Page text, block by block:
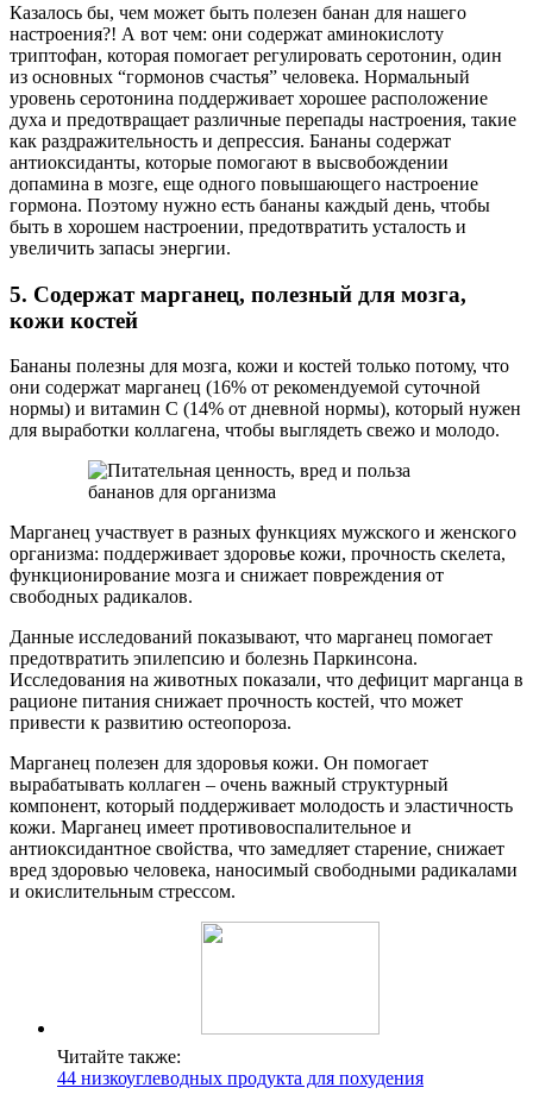
Казалось бы, чем может быть полезен банан для нашего
настроения?! А вот чем: они содержат аминокислоту
триптофан, которая помогает регулировать серотонин, один
из основных “гормонов счастья” человека. Нормальный
уровень серотонина поддерживает хорошее расположение
духа и предотвращает различные перепады настроения, такие
как раздражительность и депрессия. Бананы содержат
антиоксиданты, которые помогают в высвобождении
допамина в мозге, еще одного повышающего настроение
гормона. Поэтому нужно есть бананы каждый день, чтобы
быть в хорошем настроении, предотвратить усталость и
увеличить запасы энергии.
5. Содержат марганец, полезный для мозга,
кожи костей
Бананы полезны для мозга, кожи и костей только потому, что
они содержат марганец (16% от рекомендуемой суточной
нормы) и витамин С (14% от дневной нормы), который нужен
для выработки коллагена, чтобы выглядеть свежо и молодо.
Марганец участвует в разных функциях мужского и женского
организма: поддерживает здоровье кожи, прочность скелета,
функционирование мозга и снижает повреждения от
свободных радикалов.
Данные исследований показывают, что марганец помогает
предотвратить эпилепсию и болезнь Паркинсона.
Исследования на животных показали, что дефицит марганца в
рационе питания снижает прочность костей, что может
привести к развитию остеопороза.
Марганец полезен для здоровья кожи. Он помогает
вырабатывать коллаген – очень важный структурный
компонент, который поддерживает молодость и эластичность
кожи. Марганец имеет противовоспалительное и
антиоксидантное свойства, что замедляет старение, снижает
вред здоровью человека, наносимый свободными радикалами
и окислительным стрессом.
Читайте также:
44 низкоуглеводных продукта для похудения